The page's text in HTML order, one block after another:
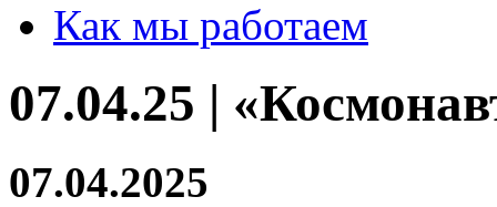
Как мы работаем
07.04.25 |
07.04.2025